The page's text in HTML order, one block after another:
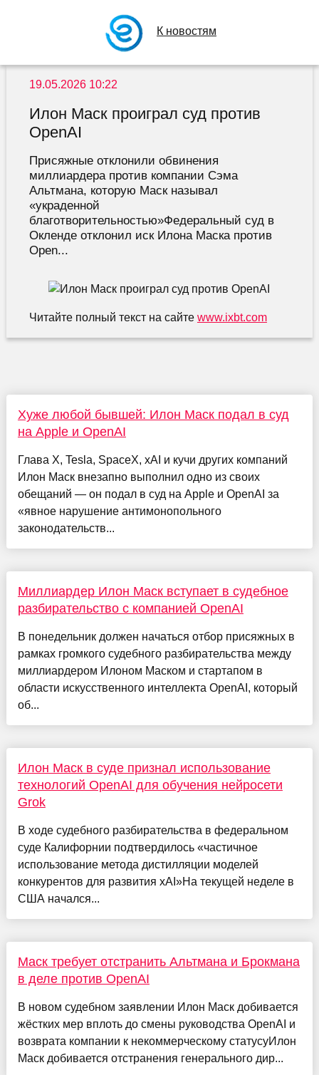
К новостям
19.05.2026 10:22
Илон Маск проиграл суд против
OpenAI
Присяжные отклонили обвинения
миллиардера против компании Сэма
Альтмана, которую Маск называл
«украденной
благотворительностью»Федеральный суд в
Окленде отклонил иск Илона Маска против
Open...
Читайте полный текст на сайте www.ixbt.com
Хуже любой бывшей: Илон Маск подал в суд
на Apple и OpenAI
Глава X, Tesla, SpaceX, xAI и кучи других компаний
Илон Маск внезапно выполнил одно из своих
обещаний — он подал в суд на Apple и OpenAI за
«явное нарушение антимонопольного
законодательств...
Миллиардер Илон Маск вступает в судебное
разбирательство с компанией OpenAI
В понедельник должен начаться отбор присяжных в
рамках громкого судебного разбирательства между
миллиардером Илоном Маском и стартапом в
области искусственного интеллекта OpenAI, который
об...
Илон Маск в суде признал использование
технологий OpenAI для обучения нейросети
Grok
В ходе судебного разбирательства в федеральном
суде Калифорнии подтвердилось «частичное
использование метода дистилляции моделей
конкурентов для развития xAI»На текущей неделе в
США начался...
Маск требует отстранить Альтмана и Брокмана
в деле против OpenAI
В новом судебном заявлении Илон Маск добивается
жёстких мер вплоть до смены руководства OpenAI и
возврата компании к некоммерческому статусуИлон
Маск добивается отстранения генерального дир...